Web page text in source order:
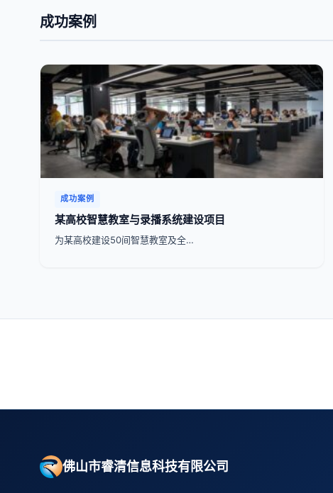
成功案例
成功案例
某高校智慧教室与录播系统建设项目
为某高校建设50间智慧教室及全…
佛山市睿清信息科技有限公司